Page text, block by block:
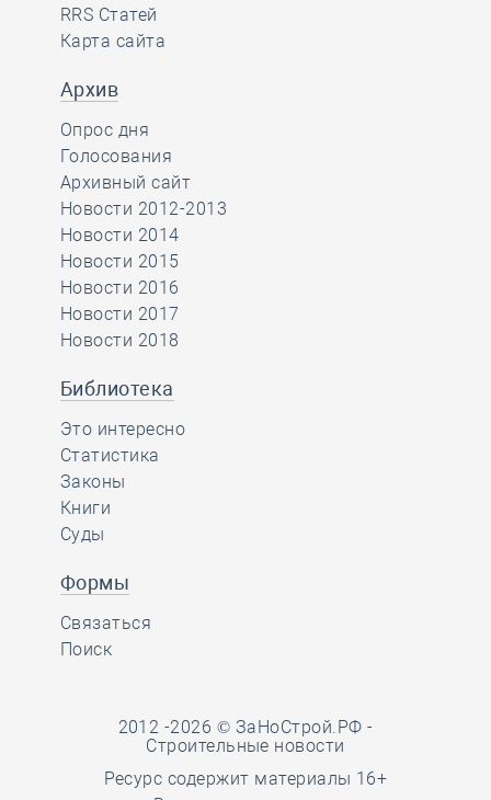
RRS Статей
Карта сайта
Архив
Опрос дня
Голосования
Архивный сайт
Новости 2012-2013
Новости 2014
Новости 2015
Новости 2016
Новости 2017
Новости 2018
Библиотека
Это интересно
Статистика
Законы
Книги
Суды
Формы
Связаться
Поиск
2012 -2026 © ЗаНоСтрой.РФ -
Строительные новости
Ресурс содержит материалы 16+